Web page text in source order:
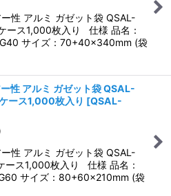
性 アルミ ガゼット袋 QSAL-
ース1,000枚入り 仕様 品名：
サイズ：70+40×340mm (袋
性 アルミ ガゼット袋 QSAL-
ース1,000枚入り [QSAL-
性 アルミ ガゼット袋 QSAL-
ース1,000枚入り 仕様 品名：
サイズ：80+60×210mm (袋